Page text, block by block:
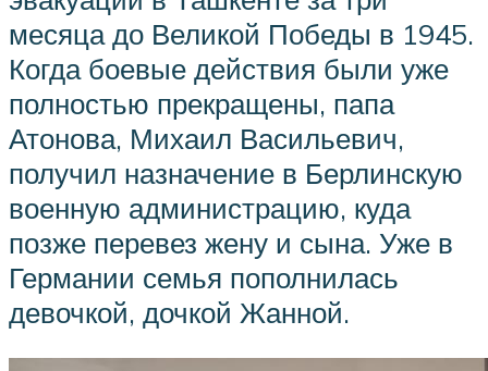
месяца до Великой Победы в 1945.
Когда боевые действия были уже
полностью прекращены, папа
Атонова, Михаил Васильевич,
получил назначение в Берлинскую
военную администрацию, куда
позже перевез жену и сына. Уже в
Германии семья пополнилась
девочкой, дочкой Жанной.